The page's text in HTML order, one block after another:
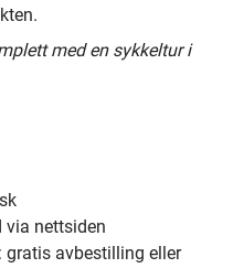
med en sykkeltur i
via nettsiden
gratis avbestilling eller